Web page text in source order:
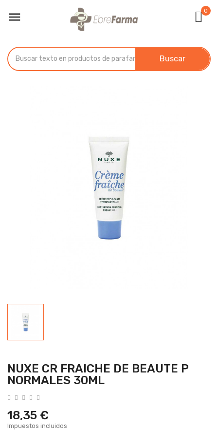
 0
Buscar
NUXE CR FRAICHE DE BEAUTE P
NORMALES 30ML
18,35 €
Impuestos incluidos